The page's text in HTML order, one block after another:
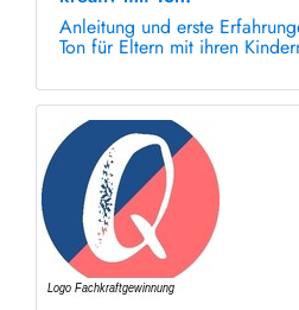
Anleitung und erste
Ton für Eltern mit ihren